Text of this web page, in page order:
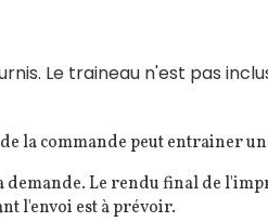
Le traineau n'est pas
la commande peut entrainer
Le rendu final de
l'envoi est à prévoir.